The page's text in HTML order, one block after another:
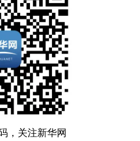
，关注新华网